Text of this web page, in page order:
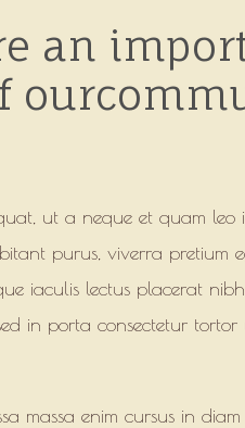
an
ut a neque et quam leo
purus, viverra pretium
iaculis lectus placerat
in porta consectetur tortor
massa enim cursus in